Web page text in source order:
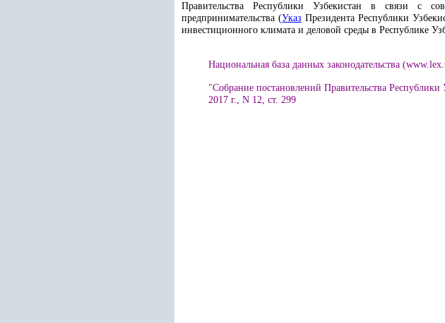
Правительства Республики Узбекистан в связи с
предпринимательства (Указ Президента Республики
инвестиционного климата и деловой среды в Республике
Национальная база данных законодательства
"Собрание постановлений Правительства Республики
2017 г., N 12, ст. 299